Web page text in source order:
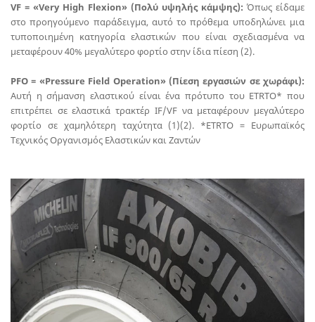
VF = «Very High Flexion» (Πολύ υψηλής κάμψης): Όπως είδαμε
στο προηγούμενο παράδειγμα, αυτό το πρόθεμα υποδηλώνει μια
τυποποιημένη κατηγορία ελαστικών που είναι σχεδιασμένα να
μεταφέρουν 40% μεγαλύτερο φορτίο στην ίδια πίεση (2).
PFO = «Pressure Field Operation» (Πίεση εργασιών σε χωράφι):
Αυτή η σήμανση ελαστικού είναι ένα πρότυπο του ETRTO* που
επιτρέπει σε ελαστικά τρακτέρ IF/VF να μεταφέρουν μεγαλύτερο
φορτίο σε χαμηλότερη ταχύτητα (1)(2). *ETRTO = Ευρωπαϊκός
Τεχνικός Οργανισμός Ελαστικών και Ζαντών